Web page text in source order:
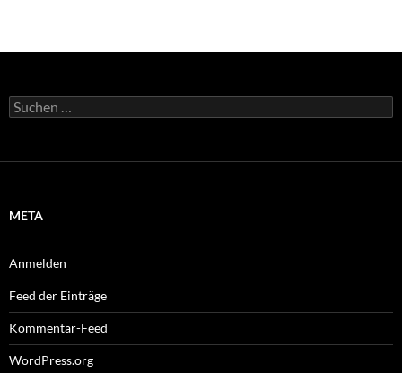
Suche
nach:
META
Anmelden
Feed der Einträge
Kommentar-Feed
WordPress.org